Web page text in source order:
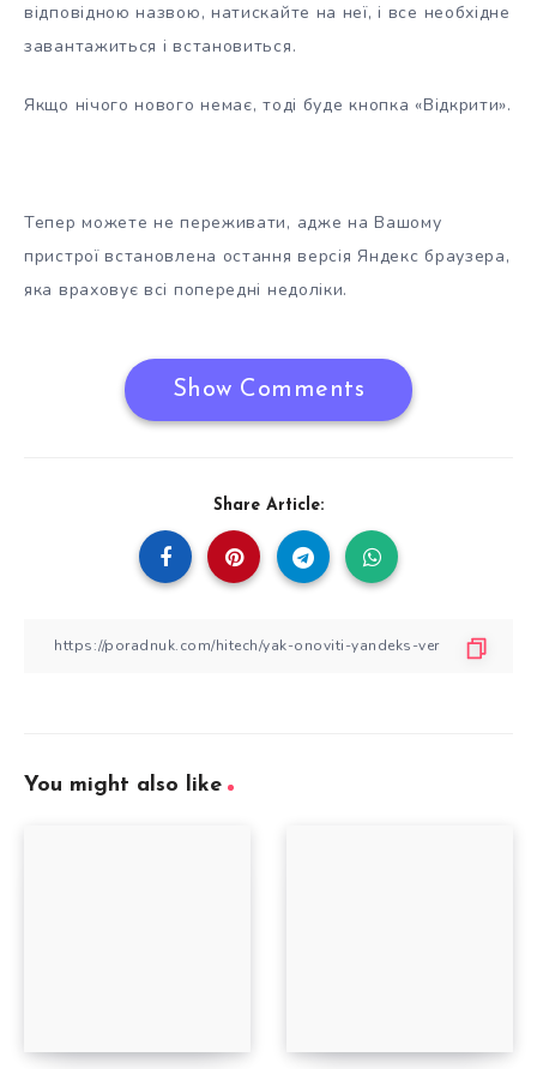
відповідною назвою, натискайте на неї, і все необхідне
завантажиться і встановиться.
Якщо нічого нового немає, тоді буде кнопка «Відкрити».
Тепер можете не переживати, адже на Вашому
пристрої встановлена остання версія Яндекс браузера,
яка враховує всі попередні недоліки.
Show Comments
Share Article:
You might also like